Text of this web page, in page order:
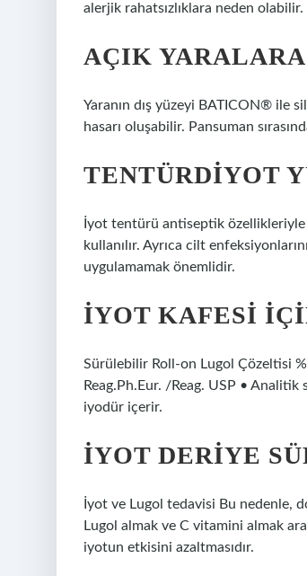
alerjik rahatsızlıklara neden olabilir.
AÇIK
Yaranın dış yüzeyi BATICON® ile
hasarı oluşabilir. Pansuman
TENTÜRDIYOT
İyot tentürü antiseptik özellikleriyle
kullanılır. Ayrıca cilt
uygulamamak önemlidir.
İYOT KAFESI
Sürülebilir Roll-on Lugol Çözeltisi
Reag.Ph.Eur. /Reag. USP •
iyodür içerir.
İYOT DERIYE
İyot ve Lugol tedavisi Bu nedenle,
Lugol almak ve C vitamini almak
iyotun etkisini azaltmasıdır.